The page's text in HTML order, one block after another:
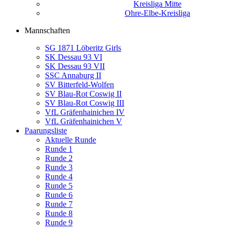
Kreisliga Mitte
Ohre-Elbe-Kreisliga
Mannschaften
SG 1871 Löberitz Girls
SK Dessau 93 VI
SK Dessau 93 VII
SSC Annaburg II
SV Bitterfeld-Wolfen
SV Blau-Rot Coswig II
SV Blau-Rot Coswig III
VfL Gräfenhainichen IV
VfL Gräfenhainichen V
Paarungsliste
Aktuelle Runde
Runde 1
Runde 2
Runde 3
Runde 4
Runde 5
Runde 6
Runde 7
Runde 8
Runde 9